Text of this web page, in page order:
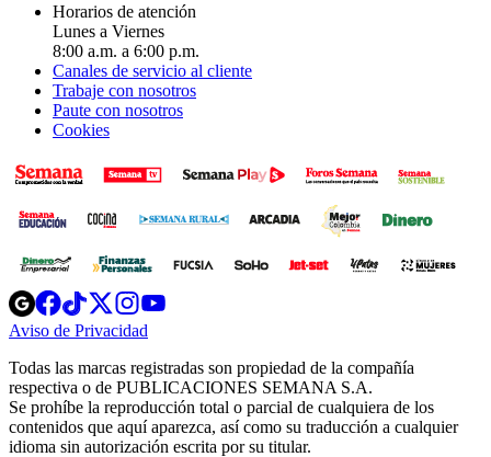
Horarios de atención
Lunes a Viernes
8:00 a.m. a 6:00 p.m.
Canales de servicio al cliente
Trabaje con nosotros
Paute con nosotros
Cookies
Opens
in
new
Opens
in
new
Opens
in
new
window
Opens
new
windowwindow
Aviso de Privacidad
new
window
Todas las marcas registradas son propiedad de la compañía
respectiva o de PUBLICACIONES SEMANA S.A.
Se prohíbe la reproducción total o parcial de cualquiera de los
contenidos que aquí aparezca, así como su traducción a cualquier
idioma sin autorización escrita por su titular.